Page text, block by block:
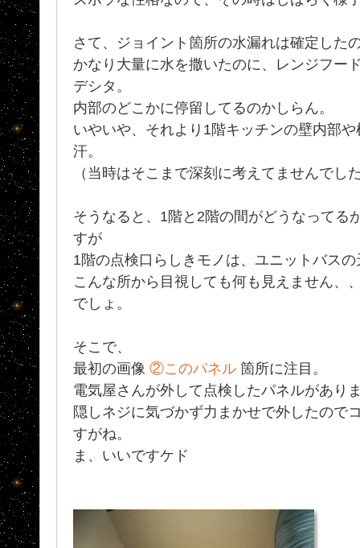
さて、ジョイント箇所の水漏れは確定した
かなり大量に水を撒いたのに、レンジフー
デシタ。
内部のどこかに停留してるのかしらん。
いやいや、それより1階キッチンの壁内部
汗。
（当時はそこまで深刻に考えてませんでし
そうなると、1階と2階の間がどうなってる
すが
1階の点検口らしきモノは、ユニットバス
こんな所から目視しても何も見えません、
でしょ。
そこで、
最初の画像 ②このパネル 箇所に注目。
電気屋さんが外して点検したパネルがあり
隠しネジに気づかず力まかせで外したので
すがね。
ま、いいですケド